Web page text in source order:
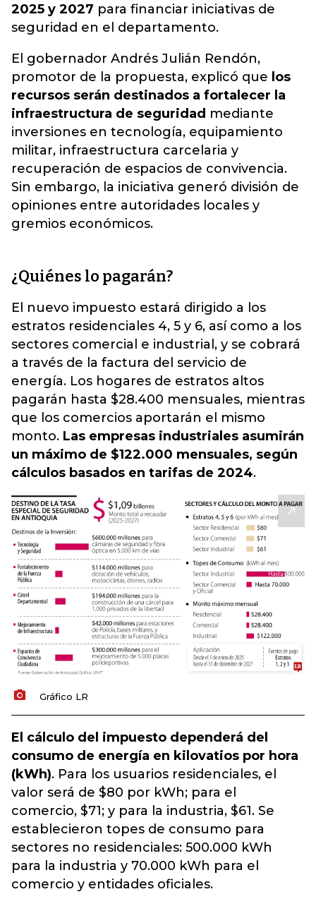
2025 y 2027 para financiar iniciativas de
seguridad en el departamento.
El gobernador Andrés Julián Rendón,
promotor de la propuesta, explicó que los
recursos serán destinados a fortalecer la
infraestructura de seguridad mediante
inversiones en tecnología, equipamiento
militar, infraestructura carcelaria y
recuperación de espacios de convivencia.
Sin embargo, la iniciativa generó división de
opiniones entre autoridades locales y
gremios económicos.
¿Quiénes lo pagarán?
El nuevo impuesto estará dirigido a los
estratos residenciales 4, 5 y 6, así como a los
sectores comercial e industrial, y se cobrará
a través de la factura del servicio de
energía. Los hogares de estratos altos
pagarán hasta $28.400 mensuales, mientras
que los comercios aportarán el mismo
monto. Las empresas industriales asumirán
un máximo de $122.000 mensuales, según
cálculos basados en tarifas de 2024.
Gráfico LR
El cálculo del impuesto dependerá del
consumo de energía en kilovatios por hora
(kWh). Para los usuarios residenciales, el
valor será de $80 por kWh; para el
comercio, $71; y para la industria, $61. Se
establecieron topes de consumo para
sectores no residenciales: 500.000 kWh
para la industria y 70.000 kWh para el
comercio y entidades oficiales.